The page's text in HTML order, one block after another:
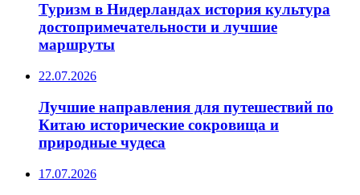
Туризм в Нидерландах история культура
достопримечательности и лучшие
маршруты
22.07.2026
Лучшие направления для путешествий по
Китаю исторические сокровища и
природные чудеса
17.07.2026